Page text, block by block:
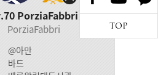
PorziaFabbri
PorziaFabbri
@아만
바드
TOP